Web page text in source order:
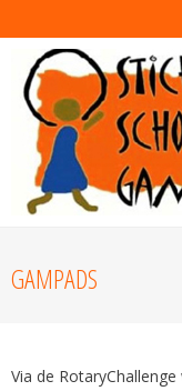
GAMPADS
Via de